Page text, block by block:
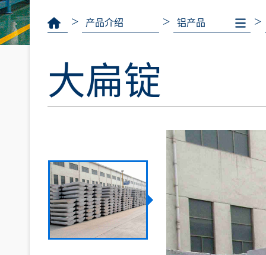
> 产品介绍 > 铝产品 >
大扁锭